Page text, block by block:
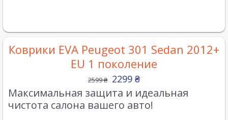
Коврики EVA Peugeot 301 Sedan 2012+
EU 1 поколение
2599₴ 2299 ₴
Максимальная защита и идеальная
чистота салона вашего авто!